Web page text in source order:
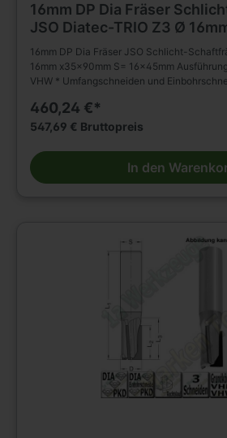
16mm DP Dia Fräser
JSO Diatec-TRIO Z3 Ø
S= 16x45mm
16mm DP Dia Fräser JSO Schlicht-
16mm x35x90mm S= 16x45mm
VHW * Umfangschneiden und
nachschärfbar Anwendung * Schlichten,
Trennen (Nesting) und Falzen von
Besondere Vorteile * für gesteigertes Spanvolumen und reduzierte
Schnittkräfte Einsatzempfehlung: *
n = 15 000 - 18 000 min-1, vf = 3 - 8 m/
460,24 €*
547,69 € Bruttopreis
In den